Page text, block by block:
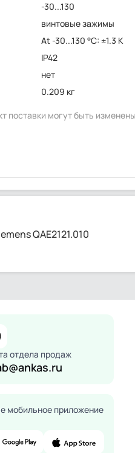
-30...130
винтовые зажимы
At -30...130 °C: ±1.3 K
IP42
нет
0.209 кг
поставки могут быть
QAE2121.010
отдела продаж
мобильное приложение